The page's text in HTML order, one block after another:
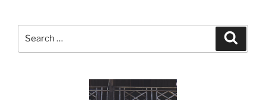
อย่างไร
How